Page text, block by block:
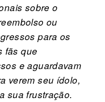
sobre o
ou
para os
fãs que
e aguardavam
verem seu ídolo,
sua frustração.